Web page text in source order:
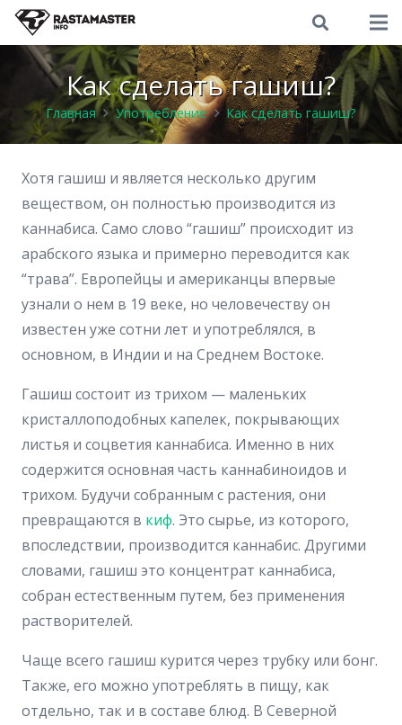
Как сделать гашиш?
Главная Употребление Как сделать гашиш?
Хотя гашиш и является несколько другим
веществом, он полностью производится из
каннабиса. Само слово “гашиш” происходит из
арабского языка и примерно переводится как
“трава”. Европейцы и американцы впервые
узнали о нем в 19 веке, но человечеству он
известен уже сотни лет и употреблялся, в
основном, в Индии и на Среднем Востоке.
Гашиш состоит из трихом — маленьких
кристаллоподобных капелек, покрывающих
листья и соцветия каннабиса. Именно в них
содержится основная часть каннабиноидов и
трихом. Будучи собранным с растения, они
превращаются в киф. Это сырье, из которого,
впоследствии, производится каннабис. Другими
словами, гашиш это концентрат каннабиса,
собран естественным путем, без применения
растворителей.
Чаще всего гашиш курится через трубку или бонг.
Также, его можно употреблять в пищу, как
отдельно, так и в составе блюд. В Северной